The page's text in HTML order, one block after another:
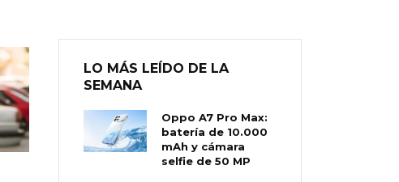
LO MÁS LEÍDO DE LA
SEMANA
Oppo A7 Pro Max:
batería de 10.000
mAh y cámara
selfie de 50 MP